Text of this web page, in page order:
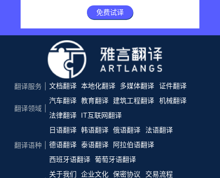
免费试译
翻译服务 文档翻译 本地化翻译 多媒体翻译 证件翻译
翻译领域
汽车翻译 教育翻译 建筑工程翻译 机械翻译
法律翻译
IT互联网翻译
翻译语种
日语翻译 韩语翻译 俄语翻译
法语翻译
德语翻译 泰语翻译 阿拉伯语翻译
西班牙语翻译 葡萄牙语翻译
关于我们 企业文化 保密协议 交易流程